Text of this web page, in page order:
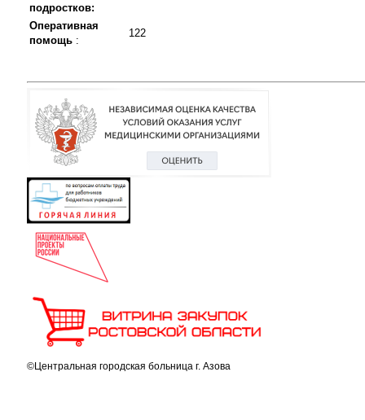
подростков:
Оперативная
помощь :
122
©Центральная городская больница г. Азова